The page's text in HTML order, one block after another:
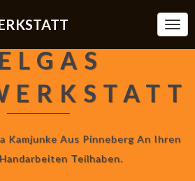
Kamjunke Aus Pinneberg An Ihren
Teilhaben.